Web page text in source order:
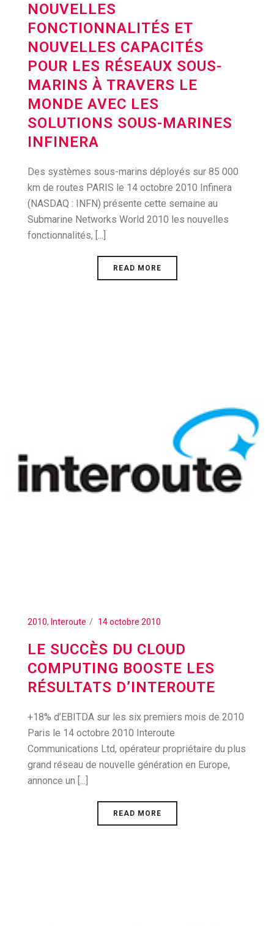
NOUVELLES
FONCTIONNALITÉS ET
NOUVELLES CAPACITÉS
POUR LES RÉSEAUX SOUS-
MARINS À TRAVERS LE
MONDE AVEC LES
SOLUTIONS SOUS-MARINES
INFINERA
Des systèmes sous-marins déployés sur 85 000
km de routes PARIS le 14 octobre 2010 Infinera
(NASDAQ : INFN) présente cette semaine au
Submarine Networks World 2010 les nouvelles
fonctionnalités, [...]
READ MORE
2010, Interoute 14 octobre 2010
LE SUCCÈS DU CLOUD
COMPUTING BOOSTE LES
RÉSULTATS D’INTEROUTE
+18% d’EBITDA sur les six premiers mois de 2010
Paris le 14 octobre 2010 Interoute
Communications Ltd, opérateur propriétaire du plus
grand réseau de nouvelle génération en Europe,
annonce un [...]
READ MORE